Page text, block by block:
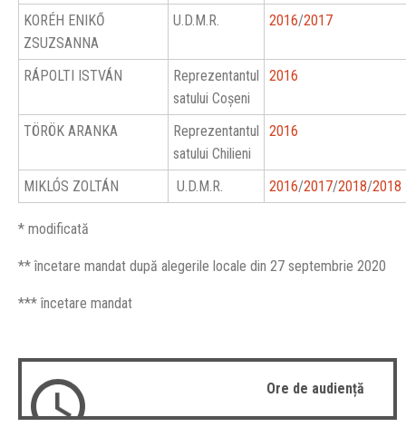
KORÉH ENIKŐ
ZSUZSANNA
U.D.M.R. 2016/2017
RÁPOLTI ISTVÁN
Reprezentantul
satului Coşeni
2016
TÖRÖK ARANKA
Reprezentantul
satului Chilieni
2016
MIKLÓS ZOLTÁN U.D.M.R. 2016/2017/2018/2018
* modificată
** încetare mandat după alegerile locale din 27 septembrie 2020
*** încetare mandat
Ore de audiență